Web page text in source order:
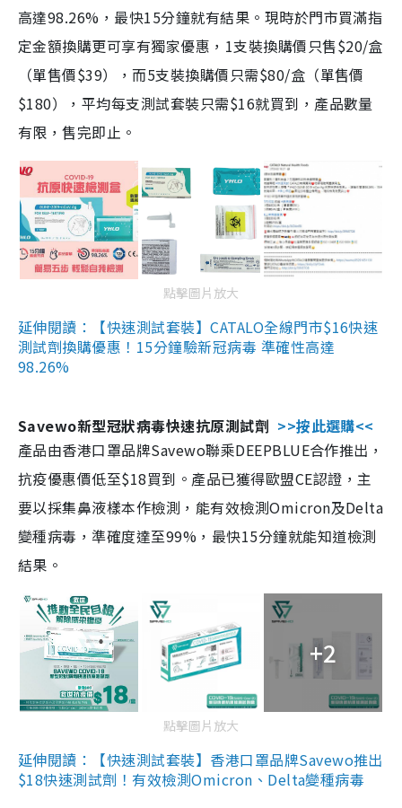
高達98.26%，最快15分鐘就有結果。現時於門市買滿指
定金額換購更可享有獨家優惠，1支裝換購價只售$20/盒
（單售價$39），而5支裝換購價只需$80/盒（單售價
$180），平均每支測試套裝只需$16就買到，產品數量
有限，售完即止。
點擊圖片放大
延伸閱讀：【快速測試套裝】CATALO全線門市$16快速
測試劑換購優惠！15分鐘驗新冠病毒 準確性高達
98.26%
Savewo新型冠狀病毒快速抗原測試劑 >>按此選購<<
產品由香港口罩品牌Savewo聯乘DEEPBLUE合作推出，
抗疫優惠價低至$18買到。產品已獲得歐盟CE認證，主
要以採集鼻液樣本作檢測，能有效檢測Omicron及Delta
變種病毒，準確度達至99%，最快15分鐘就能知道檢測
結果。
+2
點擊圖片放大
延伸閱讀：【快速測試套裝】香港口罩品牌Savewo推出
$18快速測試劑！有效檢測Omicron、Delta變種病毒